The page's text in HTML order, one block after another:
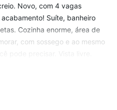
Novo, com 4 vagas
Suíte, banheiro
Cozinha enorme, área de
com sossego e ao mesmo
gigante e livre para você
espaço. Um imóvel